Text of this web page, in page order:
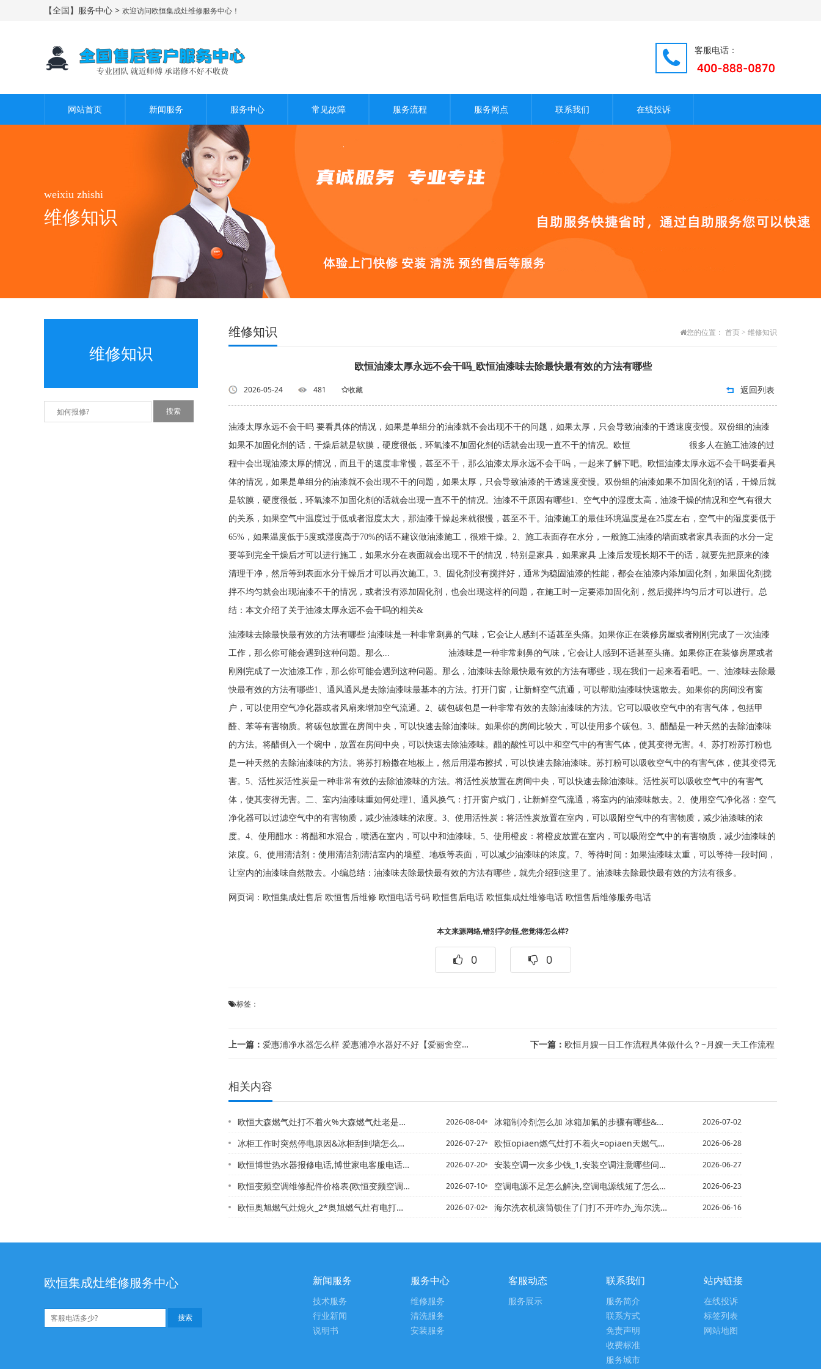
【全国】服务中心 > 欢迎访问欧恒集成灶维修服务中心！
客服电话：
网站首页 新闻服务 服务中心 常见故障 服务流程 服务网点 联系我们 在线投诉
weixiu zhishi
维修知识
维修知识
维修知识 您的位置： 首页 > 维修知识
欧恒油漆太厚永远不会干吗_欧恒油漆味去除最快最有效的方法有哪些
2026-05-24 481 收藏 返回列表
油漆太厚永远不会干吗 要看具体的情况，如果是单组分的油漆就不会出现不干的问题，如果太厚，只会导致油漆的干透速度变慢。双份组的油漆
如果不加固化剂的话，干燥后就是软膜，硬度很低，环氧漆不加固化剂的话就会出现一直不干的情况。欧恒 很多人在施工油漆的过
程中会出现油漆太厚的情况，而且干的速度非常慢，甚至不干，那么油漆太厚永远不会干吗，一起来了解下吧。欧恒油漆太厚永远不会干吗要看具
体的情况，如果是单组分的油漆就不会出现不干的问题，如果太厚，只会导致油漆的干透速度变慢。双份组的油漆如果不加固化剂的话，干燥后就
是软膜，硬度很低，环氧漆不加固化剂的话就会出现一直不干的情况。油漆不干原因有哪些1、空气中的湿度太高，油漆干燥的情况和空气有很大
的关系，如果空气中温度过于低或者湿度太大，那油漆干燥起来就很慢，甚至不干。油漆施工的最佳环境温度是在25度左右，空气中的湿度要低于
65%，如果温度低于5度或湿度高于70%的话不建议做油漆施工，很难干燥。2、施工表面存在水分，一般施工油漆的墙面或者家具表面的水分一定
要等到完全干燥后才可以进行施工，如果水分在表面就会出现不干的情况，特别是家具，如果家具 上漆后发现长期不干的话，就要先把原来的漆
清理干净，然后等到表面水分干燥后才可以再次施工。3、固化剂没有搅拌好，通常为稳固油漆的性能，都会在油漆内添加固化剂，如果固化剂搅
拌不均匀就会出现油漆不干的情况，或者没有添加固化剂，也会出现这样的问题，在施工时一定要添加固化剂，然后搅拌均匀后才可以进行。总
结：本文介绍了关于油漆太厚永远不会干吗的相关&
油漆味去除最快最有效的方法有哪些 油漆味是一种非常刺鼻的气味，它会让人感到不适甚至头痛。如果你正在装修房屋或者刚刚完成了一次油漆
工作，那么你可能会遇到这种问题。那么... 油漆味是一种非常刺鼻的气味，它会让人感到不适甚至头痛。如果你正在装修房屋或者
刚刚完成了一次油漆工作，那么你可能会遇到这种问题。那么，油漆味去除最快最有效的方法有哪些，现在我们一起来看看吧。一、油漆味去除最
快最有效的方法有哪些1、通风通风是去除油漆味最基本的方法。打开门窗，让新鲜空气流通，可以帮助油漆味快速散去。如果你的房间没有窗
户，可以使用空气净化器或者风扇来增加空气流通。2、碳包碳包是一种非常有效的去除油漆味的方法。它可以吸收空气中的有害气体，包括甲
醛、苯等有害物质。将碳包放置在房间中央，可以快速去除油漆味。如果你的房间比较大，可以使用多个碳包。3、醋醋是一种天然的去除油漆味
的方法。将醋倒入一个碗中，放置在房间中央，可以快速去除油漆味。醋的酸性可以中和空气中的有害气体，使其变得无害。4、苏打粉苏打粉也
是一种天然的去除油漆味的方法。将苏打粉撒在地板上，然后用湿布擦拭，可以快速去除油漆味。苏打粉可以吸收空气中的有害气体，使其变得无
害。5、活性炭活性炭是一种非常有效的去除油漆味的方法。将活性炭放置在房间中央，可以快速去除油漆味。活性炭可以吸收空气中的有害气
体，使其变得无害。二、室内油漆味重如何处理1、通风换气：打开窗户或门，让新鲜空气流通，将室内的油漆味散去。2、使用空气净化器：空气
净化器可以过滤空气中的有害物质，减少油漆味的浓度。3、使用活性炭：将活性炭放置在室内，可以吸附空气中的有害物质，减少油漆味的浓
度。4、使用醋水：将醋和水混合，喷洒在室内，可以中和油漆味。5、使用橙皮：将橙皮放置在室内，可以吸附空气中的有害物质，减少油漆味的
浓度。6、使用清洁剂：使用清洁剂清洁室内的墙壁、地板等表面，可以减少油漆味的浓度。7、等待时间：如果油漆味太重，可以等待一段时间，
让室内的油漆味自然散去。小编总结：油漆味去除最快最有效的方法有哪些，就先介绍到这里了。油漆味去除最快最有效的方法有很多。
网页词： 欧恒集成灶售后 欧恒售后维修 欧恒电话号码 欧恒售后电话 欧恒集成灶维修电话 欧恒售后维修服务电话
本文来源网络,错别字勿怪,您觉得怎么样?
0 0
标签：
上一篇： 爱惠浦净水器怎么样 爱惠浦净水器好不好【爱丽舍空调故障 下一篇： 欧恒月嫂一日工作流程具体做什么？~月嫂一天工作流程
相关内容
欧恒大森燃气灶打不着火%大森燃气灶老是打不着火 2026-08-04
冰柜工作时突然停电原因&冰柜刮到墙怎么处理 2026-07-27
欧恒博世热水器报修电话,博世家电客服电话#欧恒博世热水器的维修电话,博世24小时... 2026-07-20
欧恒变频空调维修配件价格表{欧恒变频空调维修配件价格表大全2027年最新收费标准 2026-07-10
欧恒奥旭燃气灶熄火_2*奥旭燃气灶有电打不着火 2026-07-02
冰箱制冷剂怎么加 冰箱加氟的步骤有哪些&冰箱制冷剂怎么加 冰箱加制冷剂方法 2026-07-02
欧恒opiaen燃气灶打不着火=opiaen天燃气灶打不着火怎么办 2026-06-28
安装空调一次多少钱_1,安装空调注意哪些问题 2026-06-27
空调电源不足怎么解决,空调电源线短了怎么办 2026-06-23
海尔洗衣机滚筒锁住了门打不开咋办_海尔洗衣机滚筒锁住了门打不开解决方法）海尔洗衣... 2026-06-16
欧恒集成灶维修服务中心 新闻服务
技术服务
行业新闻
说明书
服务中心
维修服务
清洗服务
安装服务
客服动态
服务展示
联系我们
服务简介
联系方式
免责声明
收费标准
服务城市
站内链接
在线投诉
标签列表
网站地图